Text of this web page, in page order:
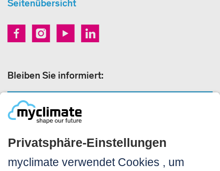
Seitenübersicht
Bleiben Sie informiert:
Rechtliches: